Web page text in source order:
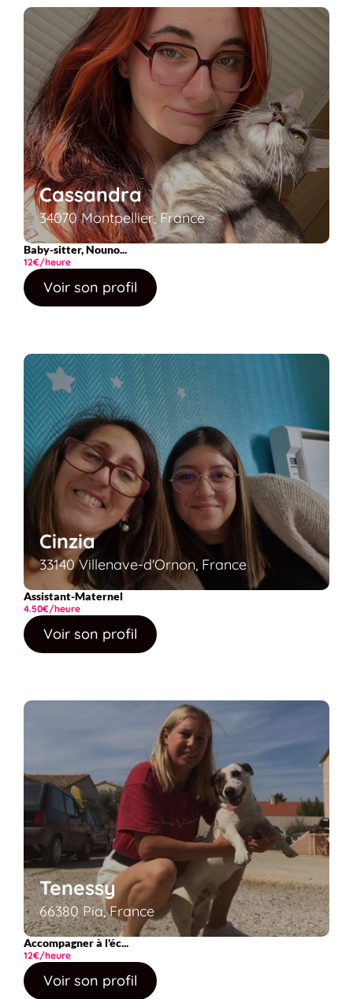
Cassandra
34070 Montpellier, France
Baby-sitter, Nouno...
12€/heure
Voir son profil
Cinzia
33140 Villenave-d'Ornon, France
Assistant-Maternel
4.50€/heure
Voir son profil
Tenessy
66380 Pia, France
Accompagner à l'éc...
12€/heure
Voir son profil